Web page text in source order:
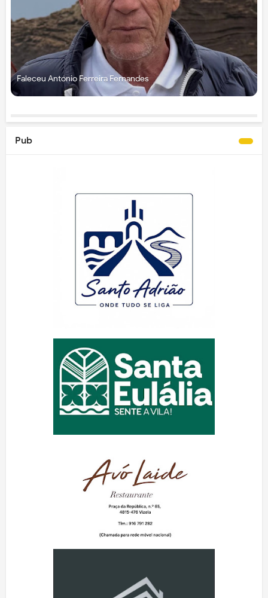
Faleceu António Ferreira Fernandes
Pub